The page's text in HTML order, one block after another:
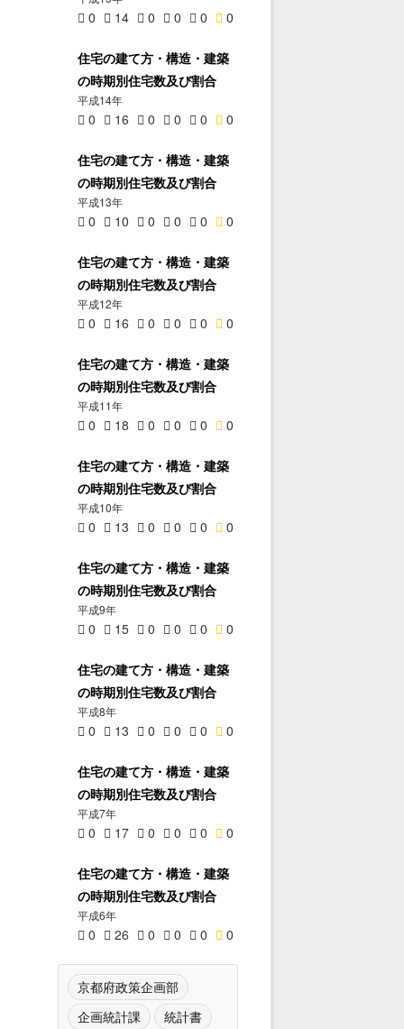
0 14 0 0 0 0
住宅の建て方・構造・建築
の時期別住宅数及び割合
平成14年
0 16 0 0 0 0
住宅の建て方・構造・建築
の時期別住宅数及び割合
平成13年
0 10 0 0 0 0
住宅の建て方・構造・建築
の時期別住宅数及び割合
平成12年
0 16 0 0 0 0
住宅の建て方・構造・建築
の時期別住宅数及び割合
平成11年
0 18 0 0 0 0
住宅の建て方・構造・建築
の時期別住宅数及び割合
平成10年
0 13 0 0 0 0
住宅の建て方・構造・建築
の時期別住宅数及び割合
平成9年
0 15 0 0 0 0
住宅の建て方・構造・建築
の時期別住宅数及び割合
平成8年
0 13 0 0 0 0
住宅の建て方・構造・建築
の時期別住宅数及び割合
平成7年
0 17 0 0 0 0
住宅の建て方・構造・建築
の時期別住宅数及び割合
平成6年
0 26 0 0 0 0
京都府政策企画部
企画統計課
統計書